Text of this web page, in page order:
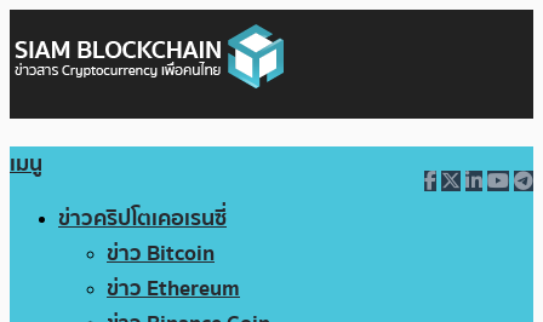
เมนู
ข่าวคริปโตเคอเรนซี่
ข่าว Bitcoin
ข่าว Ethereum